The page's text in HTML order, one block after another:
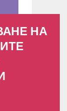
НА